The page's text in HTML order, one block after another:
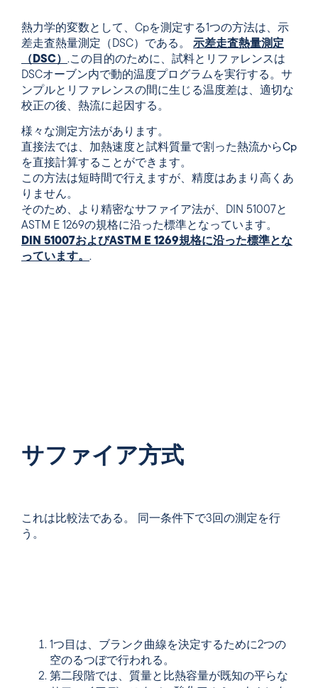
熱力学的変数として、Cpを測定する1つの方法は、示
差走査熱量測定（DSC）である。 示差走査熱量測定
（DSC） .この目的のために、試料とリファレンスは
DSCオーブン内で動的温度プログラムを実行する。サ
ンプルとリファレンスの間に生じる温度差は、適切な
校正の後、熱流に起因する。
様々な測定方法があります。
直接法では、加熱速度と試料質量で割った熱流からCp
を直接計算することができます。
この方法は短時間で行えますが、精度はあまり高くあ
りません。
そのため、より精密なサファイア法が、DIN 51007と
ASTM E 1269の規格に沿った標準となっています。
DIN 51007およびASTM E 1269規格に沿った標準とな
っています。 .
サファイア方式
これは比較法である。 同一条件下で3回の測定を行
う。
1つ目は、ブランク曲線を決定するために2つの
空のるつぼで行われる。
第二段階では、質量と比熱容量が既知の平らな